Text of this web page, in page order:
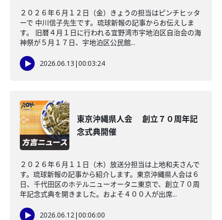
２０２６年６月１２日（金）きょうの担当はピンチヒッタ
ーで 中川信子先生です。琉球新報の記事からお伝えしま
す。 旧暦４月１日に行われる宜野湾市宇地泊区自治会の海
神祭が５月１７日、宇地泊区公民館...
2026.06.13 |00:03:24
東京沖縄県人会 創立７０周年記
念式典開催
２０２６年６月１１日（木）放送分担当は上地和夫さんで
す。琉球新報の記事から紹介します。東京沖縄県人会は６
日、千代田区のホテルニューオータニ東京で、創立７０周
年記念式典を開きました。およそ４００人が出席...
2026.06.12|00:06:00